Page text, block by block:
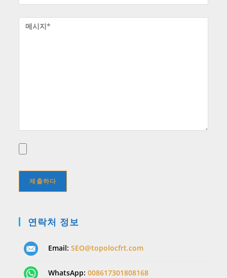
연락처 정보
Email:SEO@topolocfrt.com
WhatsApp:008617301808168